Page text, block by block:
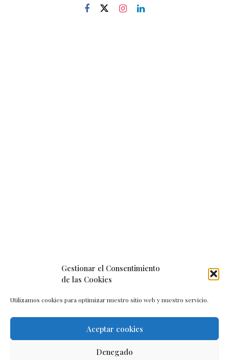
Gestionar el Consentimiento
de las Cookies
Utilizamos cookies para optimizar nuestro sitio web y nuestro servicio.
Aceptar cookies
Denegado
Política de cookies